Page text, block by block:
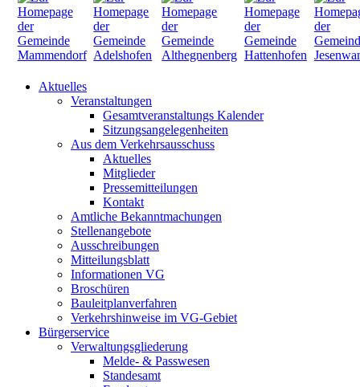
Aktuelles
Veranstaltungen
Gesamtveranstaltungs Kalender
Sitzungsangelegenheiten
Aus dem Verkehrsausschuss
Aktuelles
Mitglieder
Pressemitteilungen
Kontakt
Amtliche Bekanntmachungen
Stellenangebote
Ausschreibungen
Mitteilungsblatt
Informationen VG
Broschüren
Bauleitplanverfahren
Verkehrshinweise im VG-Gebiet
Bürgerservice
Verwaltungsgliederung
Melde- & Passwesen
Standesamt